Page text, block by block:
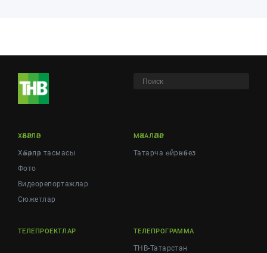
ХӘБӘРЛӘР
Хәбәрләр тасмасы
Фото
Видеорепортажлар
Cюжетлар
МӘКАЛӘЛӘР
Татарча өйрәнәбез
ТЕЛЕПРОЕКТЛАР ТЕЛЕПРОГРАММА
ТНВ-Татарстан